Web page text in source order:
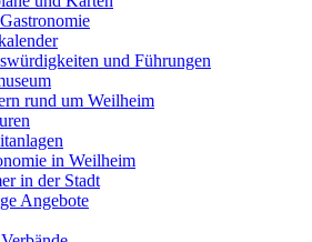
und Führungen
rund um Weilheim
in Weilheim
in der Stadt
Angebote